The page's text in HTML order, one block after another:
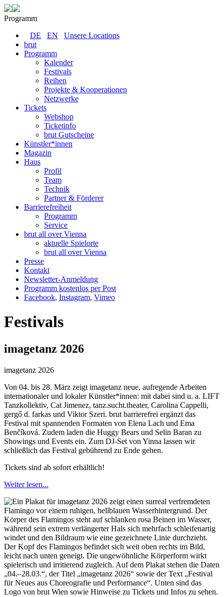
Programm
DE
EN
Unsere Locations
brut
Programm
Kalender
Festivals
Reihen
Projekte & Kooperationen
Netzwerke
Tickets
Webshop
Ticketinfo
brut Gutscheine
Künstler*innen
Magazin
Haus
Profil
Team
Technik
Partner & Förderer
Barrierefreiheit
Programm
Service
brut all over Vienna
aktuelle Spielorte
brut all over Vienna
Presse
Kontakt
Newsletter-Anmeldung
Programm kostenlos per Post
Facebook, Instagram, Vimeo
Festivals
imagetanz 2026
imagetanz 2026
Von 04. bis 28. März zeigt imagetanz neue, aufregende Arbeiten
internationaler und lokaler Künstler*innen: mit dabei sind u. a. LIFT
Tanzkollektiv, Cat Jimenez, tanz.sucht.theater, Carolina Cappelli,
gergő d. farkas und Viktor Szeri. brut barrierefrei ergänzt das
Festival mit spannenden Formaten von Elena Lach und Ema
Benčíková. Zudem laden die Huggy Bears und Selin Baran zu
Showings und Events ein. Zum DJ-Set von Yinna lassen wir
schließlich das Festival gebührend zu Ende gehen.
Tickets sind ab sofort erhältlich!
Weiter lesen...